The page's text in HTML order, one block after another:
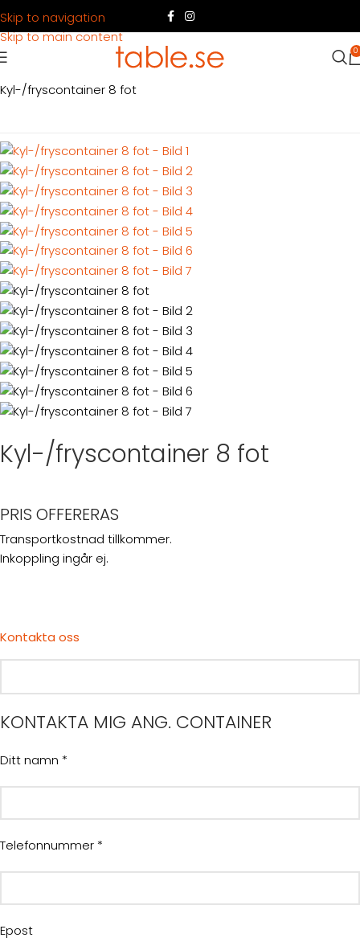
Skip to navigation
Skip to main content
0
Container Köpa container
Kyl-/fryscontainer 8 fot
Kyl-/fryscontainer 8 fot
PRIS OFFERERAS
Transportkostnad tillkommer.
Inkoppling ingår ej.
Kontakta oss
KONTAKTA MIG ANG. CONTAINER
Ditt namn *
Telefonnummer *
Epost